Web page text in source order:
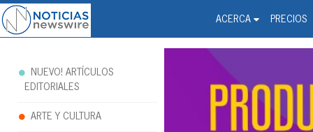
ACERCA PRECIOS
Noticias Newswire -
NUEVO! ARTÍCULOS
EDITORIALES
ARTE Y CULTURA